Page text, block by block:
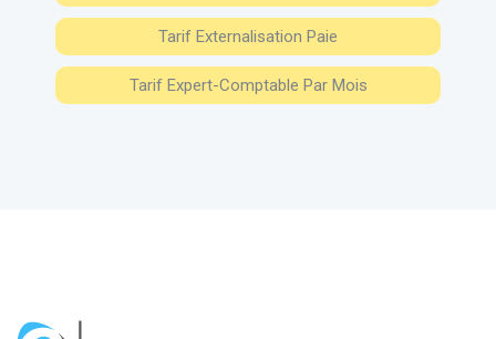
Tarif Externalisation Paie
Tarif Expert-Comptable Par Mois